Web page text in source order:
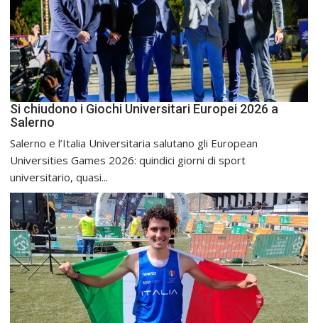
Si chiudono i Giochi Universitari Europei 2026 a
Salerno
Salerno e l’Italia Universitaria salutano gli European
Universities Games 2026: quindici giorni di sport
universitario, quasi...